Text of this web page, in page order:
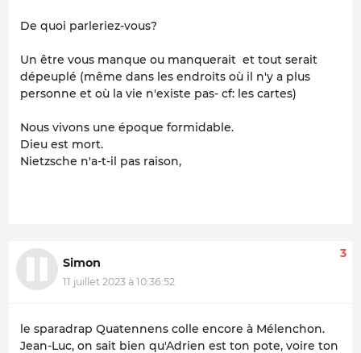
De quoi parleriez-vous?
Un être vous manque ou manquerait et tout serait
dépeuplé (même dans les endroits où il n'y a plus
personne et où la vie n'existe pas- cf: les cartes)
Nous vivons une époque formidable.
Dieu est mort.
Nietzsche n'a-t-il pas raison,
Simon
11 juillet 2023 à 10:36:52
3
le sparadrap Quatennens colle encore à Mélenchon.
Jean-Luc, on sait bien qu'Adrien est ton pote, voire ton